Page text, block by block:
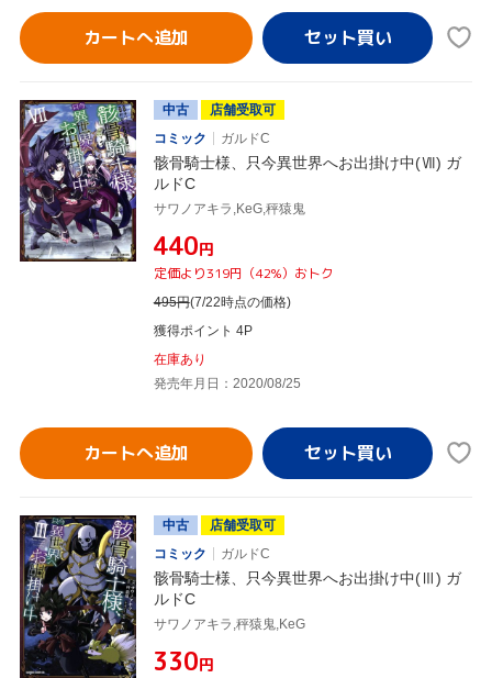
カートへ追加
中古
店舗受取可
コミック
ガルドC
骸骨騎士様、只今異世界へお出掛け中(Ⅶ) ガ
ルドC
サワノアキラ,KeG,秤猿鬼
¥440円
定価より319円（42%）おトク
495円(7/22時点の価格)
獲得ポイント 4P
在庫あり
発売年月日：2020/08/25
カートへ追加
中古
店舗受取可
コミック
ガルドC
骸骨騎士様、只今異世界へお出掛け中(Ⅲ) ガ
ルドC
サワノアキラ,秤猿鬼,KeG
¥330円